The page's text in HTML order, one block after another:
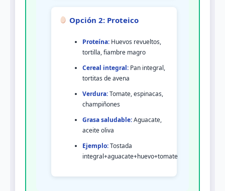
Opción 2: Proteico
Proteína: Huevos revueltos,
tortilla, fiambre magro
Cereal integral: Pan integral,
tortitas de avena
Verdura:Tomate, espinacas,
champiñones
Grasa saludable:Aguacate,
aceite oliva
Ejemplo:Tostada
integral+aguacate+huevo+tomate